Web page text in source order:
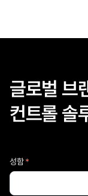
글로벌 브
컨트롤 솔
성함*